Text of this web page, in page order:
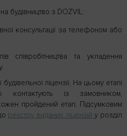
на будівництво з DOZVIL:
консультації за телефоном або
співробітництва та укладення
ліцензії. На цьому етапі
контактують із замовником,
пройдений етап. Підсумковим
реєстру виданих ліцензійу розділ